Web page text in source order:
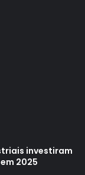
e gestor
investiram
2025